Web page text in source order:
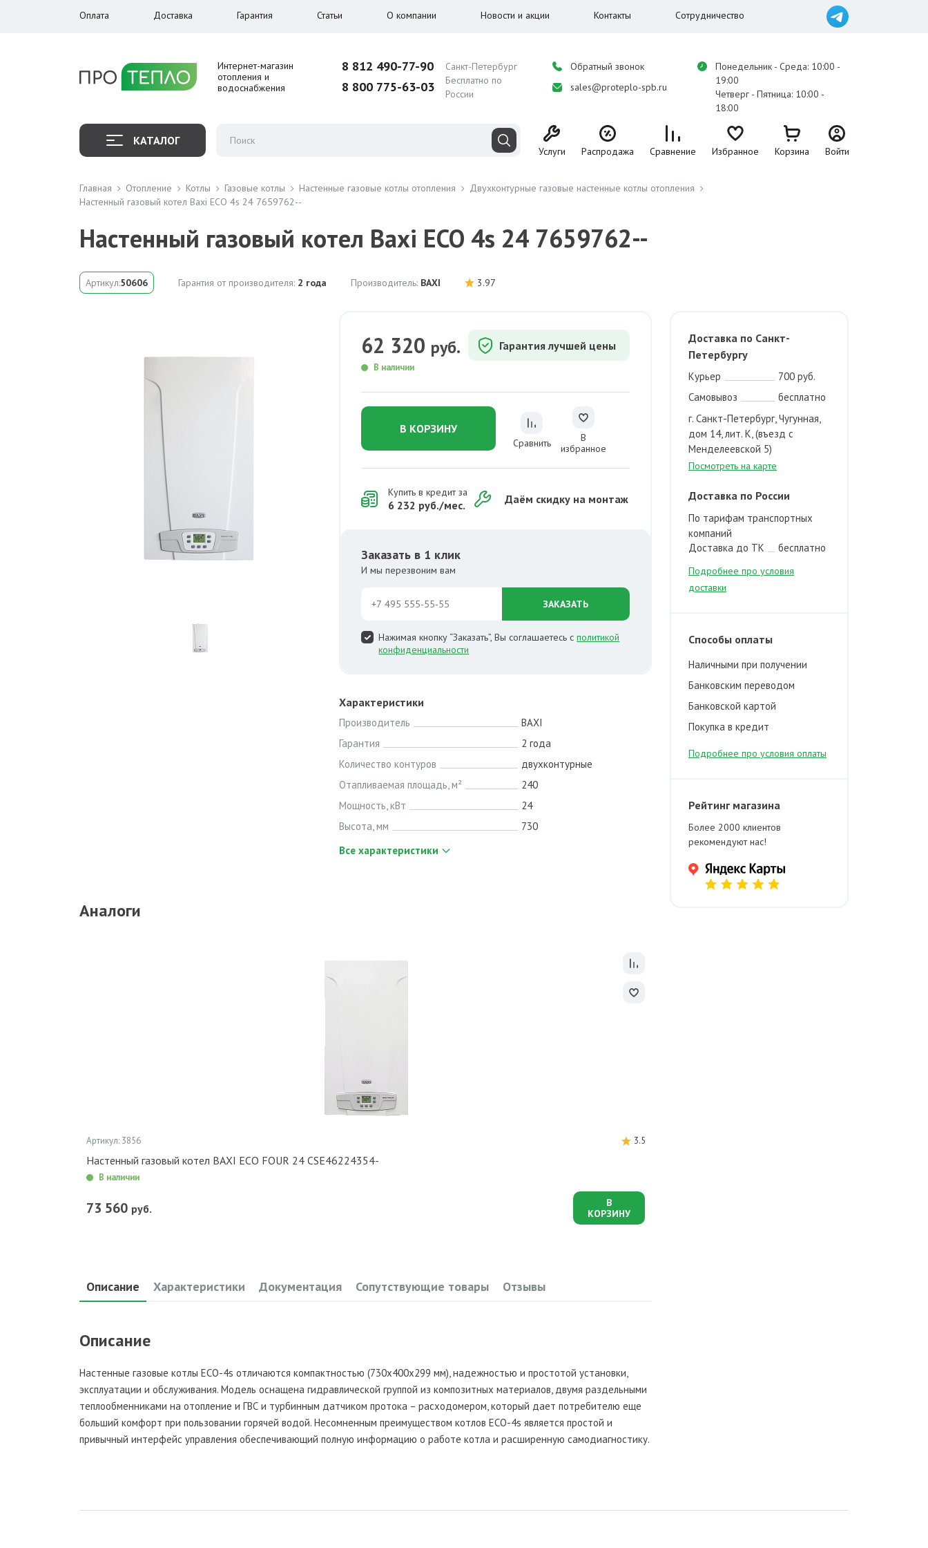
Оплата Доставка Гарантия Статьи О компании Новости и акции Контакты Сотрудничество
Интернет-магазин
отопления и
водоснабжения
8 812 490-77-90 Санкт-Петербург
8 800 775-63-03
Бесплатно по
России
Обратный звонок
sales@proteplo-spb.ru
Понедельник - Среда: 10:00 -
19:00
Четверг - Пятница: 10:00 -
18:00
КАТАЛОГ
Услуги Распродажа Сравнение Избранное Корзина Войти
Главная Отопление Котлы Газовые котлы Настенные газовые котлы отопления
Двухконтурные газовые настенные котлы отопления
Настенный газовый котел Baxi ECO 4s 24 7659762--
Настенный газовый котел Baxi ECO 4s 24 7659762--
Артикул:50606 Гарантия от производителя: 2 года Производитель: BAXI 3.97
62 320 руб. Гарантия лучшей цены
В наличии
В КОРЗИНУ
Сравнить
В
избранное
Купить в кредит за
6 232 руб./мес. Даём скидку на монтаж
Заказать в 1 клик
И мы перезвоним вам
ЗАКАЗАТЬ
Нажимая кнопку “Заказать”, Вы соглашаетесь сполитикой
конфиденциальности
Характеристики
Производитель
BAXI
Гарантия
2 года
Количество контуров
двухконтурные
Отапливаемая площадь, м²
240
Мощность, кВт
24
Высота, мм
730
Все характеристики
Аналоги
Артикул: 3856 3.5
Настенный газовый котел BAXI ECO FOUR 24 CSE46224354-
В наличии
73 560 руб.
В
КОРЗИНУ
Доставка по Санкт-
Петербургу
Курьер
700 руб.
Самовывоз
бесплатно
г. Санкт-Петербург, Чугунная,
дом 14, лит. К, (въезд с
Менделеевской 5)
Посмотреть на карте
Доставка по России
По тарифам транспортных
компаний
Доставка до ТК
бесплатно
Подробнее про условия
доставки
Способы оплаты
Наличными при получении
Банковским переводом
Банковской картой
Покупка в кредит
Подробнее про условия оплаты
Рейтинг магазина
Более 2000 клиентов
рекомендуют нас!
Описание Характеристики Документация Сопутствующие товары Отзывы
Описание
Настенные газовые котлы ECO-4s отличаются компактностью (730х400х299 мм), надежностью и простотой установки,
эксплуатации и обслуживания. Модель оснащена гидравлической группой из композитных материалов, двумя раздельными
теплообменниками на отопление и ГВС и турбинным датчиком протока – расходомером, который дает потребителю еще
больший комфорт при пользовании горячей водой. Несомненным преимуществом котлов ECO-4s является простой и
привычный интерфейс управления обеспечивающий полную информацию о работе котла и расширенную самодиагностику.